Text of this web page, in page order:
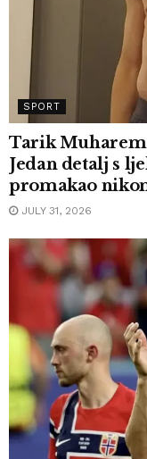
SPORT
Tarik
Jedan detalj s
promakao
JULY 31, 2026